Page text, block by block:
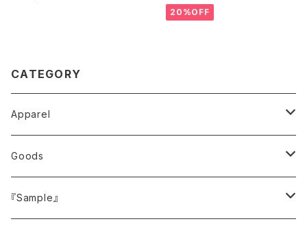
20%OFF
CATEGORY
Apparel
トップス
Tシャツ
ボトムス
Goods
キャップ・ハット
『Sample』